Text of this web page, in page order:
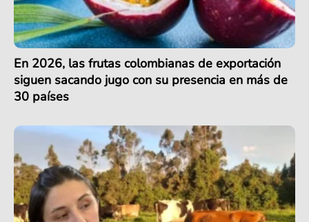
En 2026, las frutas colombianas de exportación
siguen sacando jugo con su presencia en más de
30 países